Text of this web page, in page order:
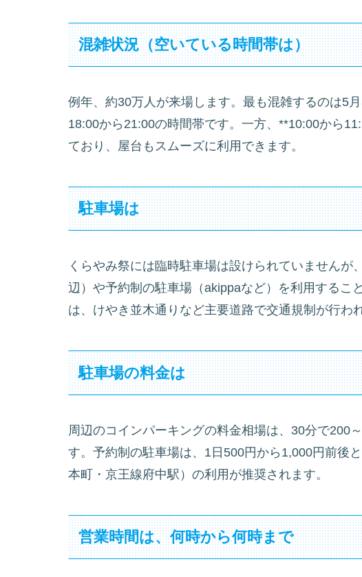
混雑状況（空いている時間帯は）
例年、約30万人が来場します。最も混雑するのは5
18:00から21:00の時間帯です。一方、**10:00から
ており、屋台もスムーズに利用できます。
駐車場は
くらやみ祭には臨時駐車場は設けられていませんが
辺）や予約制の駐車場（akippaなど）を利用するこ
は、けやき並木通りなど主要道路で交通規制が行わ
駐車場の料金は
周辺のコインパーキングの料金相場は、30分で200
す。予約制の駐車場は、1日500円から1,000円前後
本町・京王線府中駅）の利用が推奨されます。
営業時間は、何時から何時まで